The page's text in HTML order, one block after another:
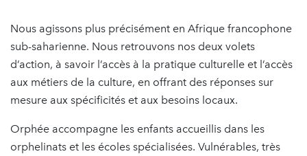
Nous agissons plus précisément en Afrique francophone
sub-saharienne. Nous retrouvons nos deux volets
d’action, à savoir l’accès à la pratique culturelle et l’accès
aux métiers de la culture, en offrant des réponses sur
mesure aux spécificités et aux besoins locaux.
Orphée accompagne les enfants accueillis dans les
orphelinats et les écoles spécialisées. Vulnérables, très